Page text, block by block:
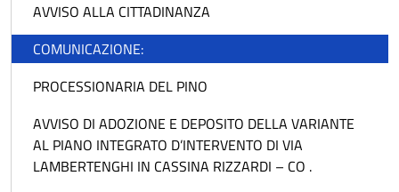
AVVISO ALLA CITTADINANZA
COMUNICAZIONE:
PROCESSIONARIA DEL PINO
AVVISO DI ADOZIONE E DEPOSITO DELLA VARIANTE
AL PIANO INTEGRATO D’INTERVENTO DI VIA
LAMBERTENGHI IN CASSINA RIZZARDI – CO .